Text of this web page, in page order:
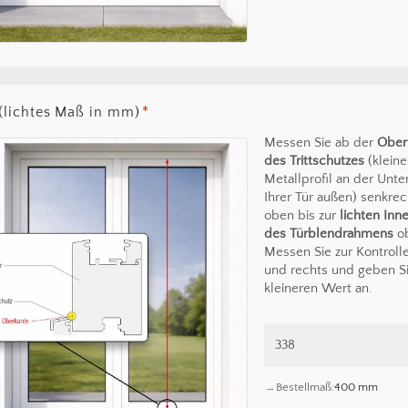
Es
Maß in mm) *
Messen Sie ab der
des Trittschutzes
Metallprofil an der
Ihrer Tür außen)
oben bis zur lichten
des Türblendrahmens
Messen Sie zur
und rechts und geben
kleineren Wert an.
Bestellmaß:400 mm